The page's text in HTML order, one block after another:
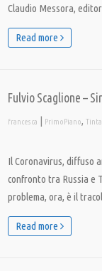
Claudio Messora,
Read more
Fulvio Scaglione –
francesca | PrimoPiano,
Il Coronavirus, diffuso
confronto tra Russia e
problema, ora, è il
Read more